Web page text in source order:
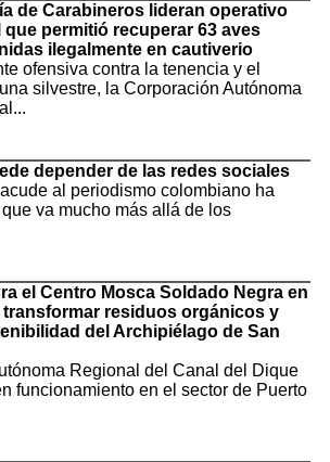
de Carabineros lideran operativo
permitió recuperar 63 aves
ilegalmente en cautiverio
ofensiva contra la tenencia y el
silvestre, la Corporación Autónoma
depender de las redes sociales
al periodismo colombiano ha
va mucho más allá de los
el Centro Mosca Soldado Negra en
transformar residuos orgánicos y
del Archipiélago de San
Regional del Canal del Dique
funcionamiento en el sector de Puerto